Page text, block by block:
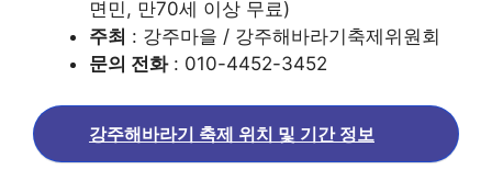
면민, 만70세 이상 무료)
주최 : 강주마을 / 강주해바라기축제위원회
문의 전화: 010-4452-3452
강주해바라기 축제 위치 및 기간 정보